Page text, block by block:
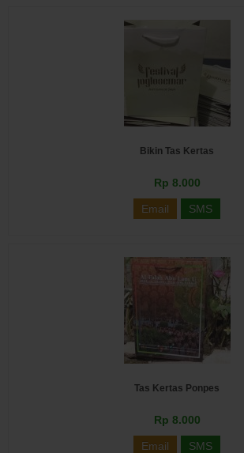
Bikin Tas Kertas
Rp 8.000
Email SMS
Tas Kertas Ponpes
Rp 8.000
Email SMS